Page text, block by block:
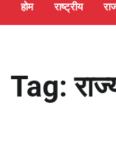
होम राष्ट्रीय
Tag: